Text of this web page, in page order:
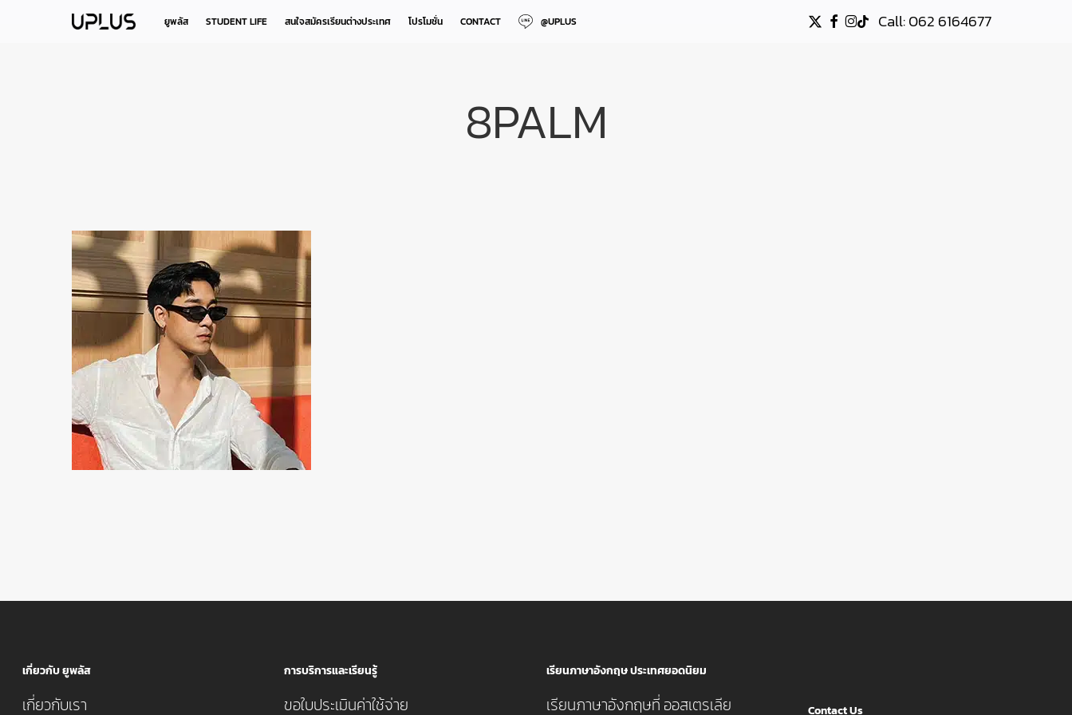
ยูพลัส STUDENT LIFE สนใจสมัครเรียนต่างประเทศ โปรโมชั่น CONTACT @UPLUS Call: 062 6164677
X-
TWITTER
FACEBOOK
INSTAGRAM
TIKTOK
8PALM
เกี่ยวกับ ยูพลัส
เกี่ยวกับเรา
การบริการและเรียนรู้
ขอใบประเมินค่าใช้จ่าย
เรียนภาษาอังกฤษ ประเทศยอดนิยม
เรียนภาษาอังกฤษที่ ออสเตรเลีย Contact Us